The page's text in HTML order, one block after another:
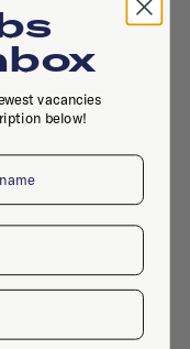
vacancies
below!